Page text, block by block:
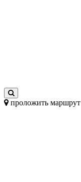
проложить маршрут